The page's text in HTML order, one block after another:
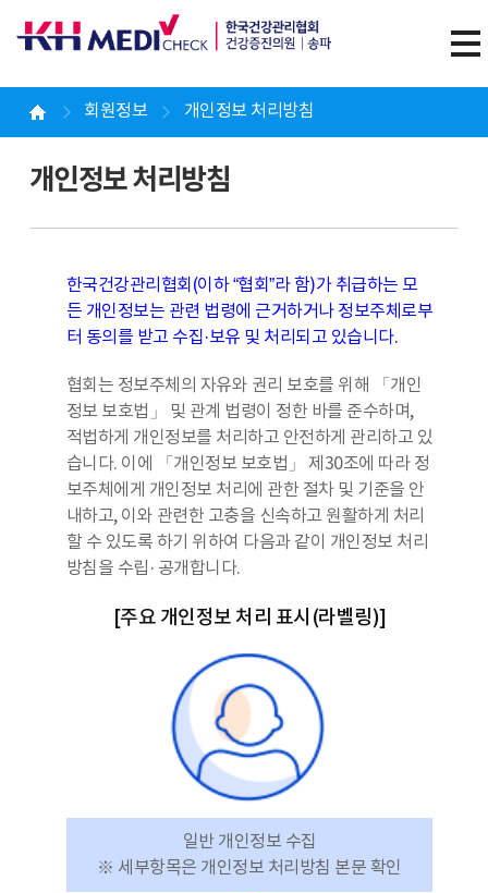
회원정보 개인정보 처리방침
개인정보 처리방침
한국건강관리협회(이하 “협회”라 함)가 취급하는 모
든 개인정보는 관련 법령에 근거하거나 정보주체로부
터 동의를 받고 수집·보유 및 처리되고 있습니다.
협회는 정보주체의 자유와 권리 보호를 위해 「개인
정보 보호법」 및 관계 법령이 정한 바를 준수하며,
적법하게 개인정보를 처리하고 안전하게 관리하고 있
습니다. 이에 「개인정보 보호법」 제30조에 따라 정
보주체에게 개인정보 처리에 관한 절차 및 기준을 안
내하고, 이와 관련한 고충을 신속하고 원활하게 처리
할 수 있도록 하기 위하여 다음과 같이 개인정보 처리
방침을 수립· 공개합니다.
[주요 개인정보 처리 표시(라벨링)]
일반 개인정보 수집
※ 세부항목은 개인정보 처리방침 본문 확인